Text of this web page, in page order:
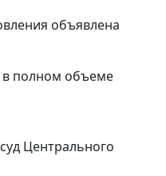
объявлена
в полном объеме
Центрального